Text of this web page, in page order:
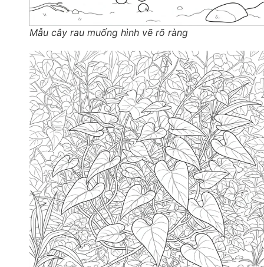
Mẫu cây rau muống hình vẽ rõ ràng